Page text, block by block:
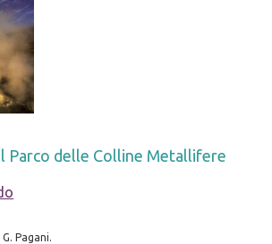
Parco delle Colline Metallifere
Pagani.